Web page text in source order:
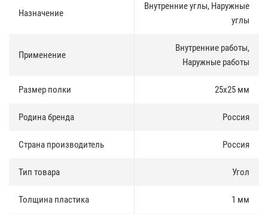
Угол ПВХ может быть смонтирован на монтажный клей, жидкие
усиливающего сцепление с материалом поверхности, а также на
гвозди без шляпок.
Назначение
Внутренние углы, Наружные
углы
Применение
Внутренние работы,
Наружные работы
Размер полки 25х25 мм
Родина бренда Россия
Страна производитель Россия
Тип товара Угол
Толщина пластика 1 мм